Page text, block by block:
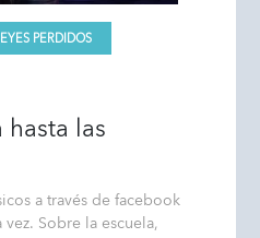
PERDIDOS
las
a través de facebook
Sobre la escuela,